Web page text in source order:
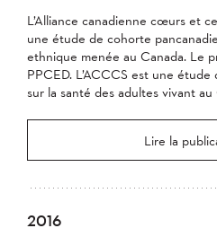
L’Alliance canadienne cœurs et
une étude de cohorte
ethnique menée au Canada. Le
PPCED. L’ACCCS est une
sur la santé des adultes vivant au
Lire la
2016